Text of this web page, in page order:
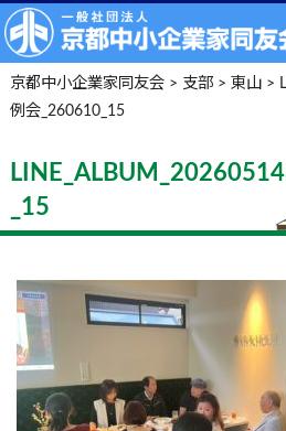
京都中小企業家同友会> 支部> 東山>
例会_260610_15
_15